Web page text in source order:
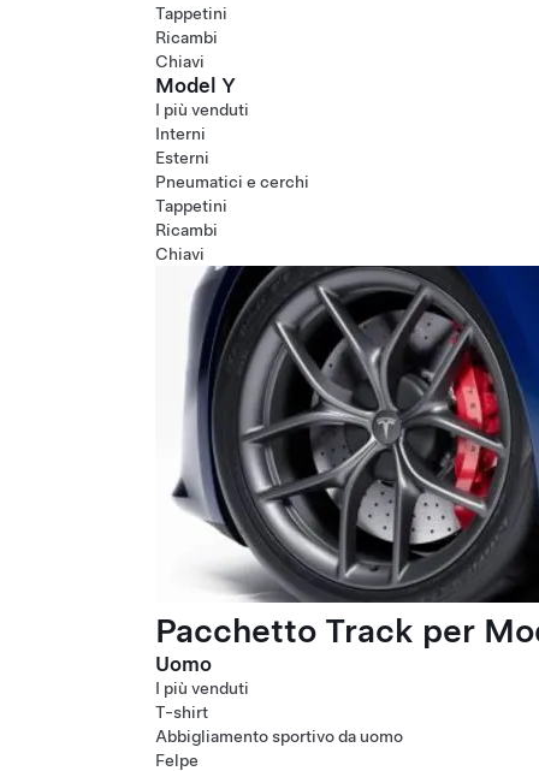
Tappetini
Ricambi
Chiavi
Model Y
I più venduti
Interni
Esterni
Pneumatici e cerchi
Tappetini
Ricambi
Chiavi
Pacchetto Track per
Uomo
I più venduti
T-shirt
Abbigliamento sportivo da uomo
Felpe